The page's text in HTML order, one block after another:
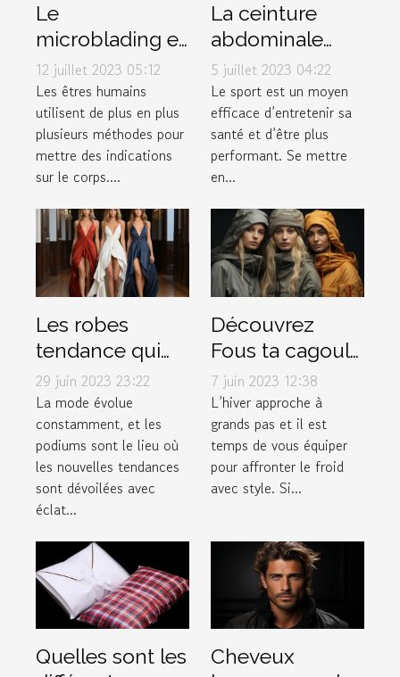
Le
microblading et
tout ce qu’il faut
savoir à ce
propos
12 juillet 2023 05:12
Les êtres humains
utilisent de plus en plus
plusieurs méthodes pour
mettre des indications
sur le corps....
La ceinture
abdominale
pulsée :
pourquoi l'avoir
dans votre
garde-robe ?
5 juillet 2023 04:22
Le sport est un moyen
efficace d’entretenir sa
santé et d’être plus
performant. Se mettre
en...
Les robes
tendance qui
font fureur sur
les podiums de
la mode
29 juin 2023 23:22
La mode évolue
constamment, et les
podiums sont le lieu où
les nouvelles tendances
sont dévoilées avec
éclat...
Découvrez
Fous ta cagoule
: la boutique
incontournable
pour vos
accessoires
d'hiver
7 juin 2023 12:38
L’hiver approche à
grands pas et il est
temps de vous équiper
pour affronter le froid
avec style. Si...
Quelles sont les
Cheveux